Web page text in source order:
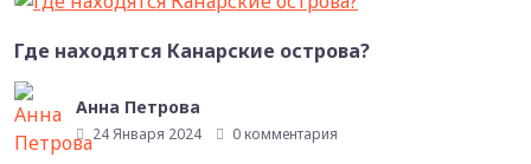
Где находятся Канарские острова?
Анна Петрова
24 Января 2024 0 комментария